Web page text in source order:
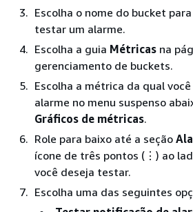
Escolha o nome do bucket
testar um alarme.
Escolha a guia Métricas na
gerenciamento de buckets.
Escolha a métrica da qual
alarme no menu suspenso
Gráficos de métricas.
Role para baixo até a seção
ícone de três pontos (⋮) ao
você deseja testar.
Escolha uma das seguintes